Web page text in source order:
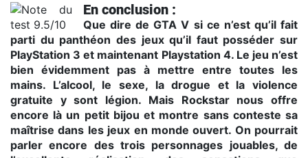
En conclusion :
Que dire de GTA V si ce n’est qu’il fait
parti du panthéon des jeux qu’il faut posséder sur
PlayStation 3 et maintenant Playstation 4. Le jeu n’est
bien évidemment pas à mettre entre toutes les
mains. L’alcool, le sexe, la drogue et la violence
gratuite y sont légion. Mais Rockstar nous offre
encore là un petit bijou et montre sans conteste sa
maîtrise dans les jeux en monde ouvert. On pourrait
parler encore des trois personnages jouables, de